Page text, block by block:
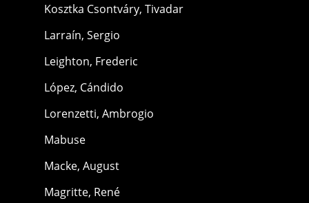
Kosztka Csontváry, Tivadar
Larraín, Sergio
Leighton, Frederic
López, Cándido
Lorenzetti, Ambrogio
Mabuse
Macke, August
Magritte, René